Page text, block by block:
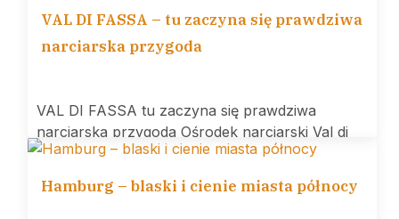
VAL DI FASSA – tu zaczyna się prawdziwa
narciarska przygoda
VAL DI FASSA tu zaczyna się prawdziwa
narciarska przygoda Ośrodek narciarski Val di
Hamburg – blaski i cienie miasta północy